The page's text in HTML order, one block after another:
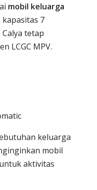
mobil keluarga
7
tetap
LCGC MPV.
keluarga
mobil
aktivitas